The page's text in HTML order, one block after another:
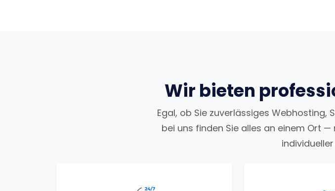
Wir bieten
Egal, ob Sie zuverlässiges
bei uns finden Sie alles an einem Ort